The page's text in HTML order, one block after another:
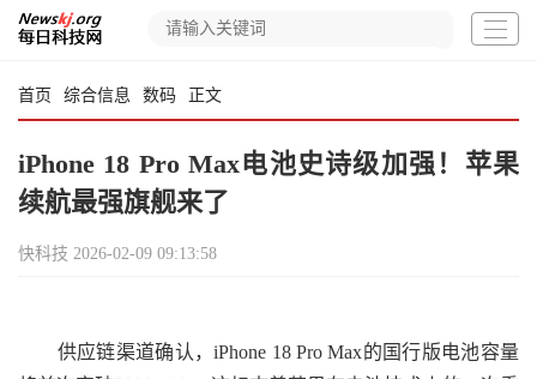
首页 综合信息 数码 正文
iPhone 18 Pro Max电池史诗级加强！苹果
续航最强旗舰来了
快科技 2026-02-09 09:13:58
供应链渠道确认，iPhone 18 Pro Max的国行版电池容量